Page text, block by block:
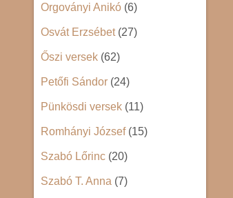
Orgoványi Anikó (6)
Osvát Erzsébet(27)
Őszi versek (62)
Petőfi Sándor (24)
Pünkösdi versek (11)
Romhányi József(15)
Szabó Lőrinc (20)
Szabó T. Anna (7)